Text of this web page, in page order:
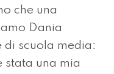
che una
Dania
di scuola media:
stata una mia